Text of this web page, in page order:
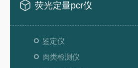
荧光定量pcr仪
鉴定仪
肉类检测仪